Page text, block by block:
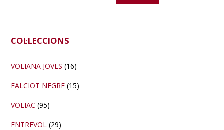
Barra
lateral
primària
COL·LECCIONS
VOLIANA JOVES (16)
FALCIOT NEGRE (15)
VOLIAC (95)
ENTREVOL (29)